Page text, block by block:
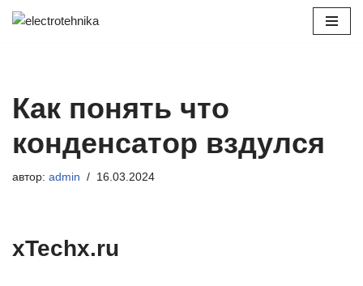
Как понять что
конденсатор вздулся
автор: admin 16.03.2024
xTechx.ru